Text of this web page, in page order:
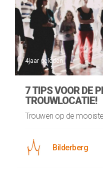
4jaar geleden
7 TIPS VOOR DE
TROUWLOCATIE!
Trouwen op de
Bilderberg